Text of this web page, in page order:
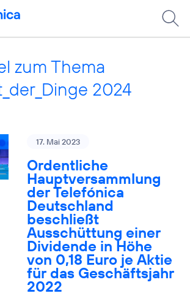
zum Thema
2024
17. Mai 2023
Ordentliche
Hauptversammlung
der Telefónica
Deutschland
beschließt
Ausschüttung einer
Dividende in Höhe
von 0,18 Euro je Aktie
für das Geschäftsjahr
2022